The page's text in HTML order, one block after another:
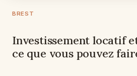
BREST
Investissement locatif
ce que vous pouvez